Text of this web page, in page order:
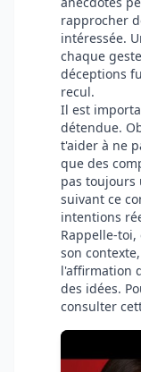
rapprocher
intéressée.
chaque
déceptions
recul.
Il est
détendue.
t'aider à ne
que des
pas toujours
suivant ce
intentions
Rappelle-
son
l'affirmation
des idées.
consulter